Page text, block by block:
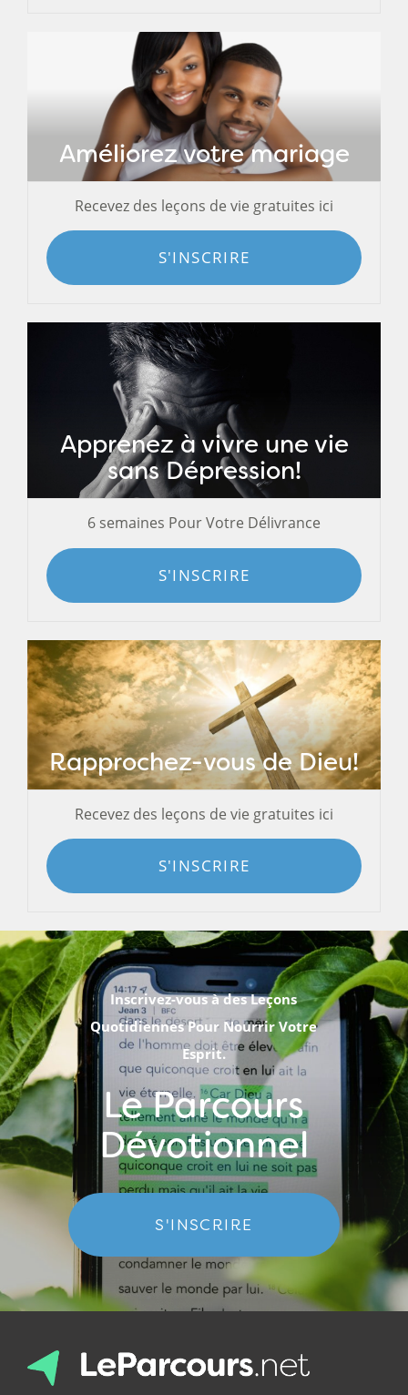
Améliorez votre mariage
Recevez des leçons de vie gratuites ici
S'INSCRIRE
Apprenez à vivre une vie
sans Dépression!
6 semaines Pour Votre Délivrance
S'INSCRIRE
Rapprochez-vous de Dieu!
Recevez des leçons de vie gratuites ici
S'INSCRIRE
Inscrivez-vous à des Leçons
Quotidiennes Pour Nourrir Votre
Esprit.
Le Parcours
Dévotionnel
S'INSCRIRE